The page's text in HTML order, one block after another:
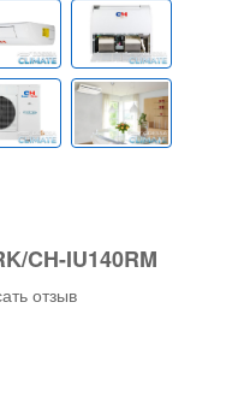
CH-IU140RM
отзыв